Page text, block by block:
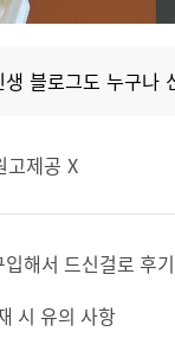
블로그도 누구나
제공 X
해서 드신걸로 후
시 유의 사항